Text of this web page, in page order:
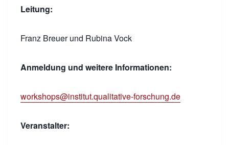
Leitung:
Franz Breuer und Rubina Vock
Anmeldung und weitere Informationen:
workshops@institut.qualitative-forschung.de
Veranstalter: